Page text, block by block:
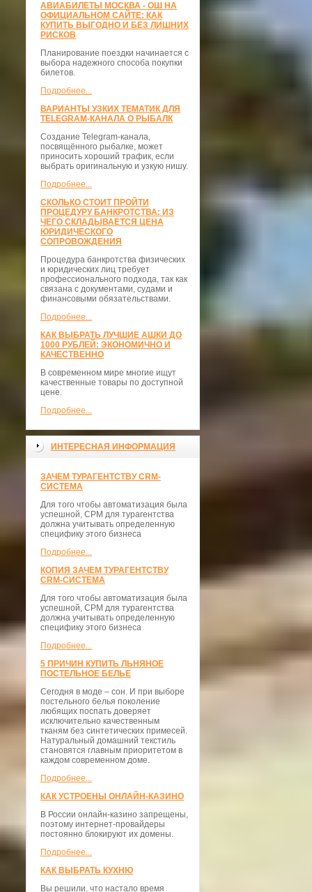
АВИАБИЛЕТЫ МОСКВА - ОШ НА
ОФИЦИАЛЬНОМ САЙТЕ: КАК
КУПИТЬ ВЫГОДНО И БЕЗ ЛИШНИХ
РИСКОВ
Планирование поездки начинается с
выбора надежного способа покупки
билетов.
Подробнее...
ВАРИАНТЫ УЗКИХ ТЕМАТИК ДЛЯ
TELEGRAM-КАНАЛА О РЫБАЛК
Создание Telegram-канала,
посвящённого рыбалке, может
приносить хороший трафик, если
выбрать оригинальную и узкую нишу.
Подробнее...
СКОЛЬКО СТОИТ ПРОЙТИ
ПРОЦЕДУРУ БАНКРОТСТВА: ИЗ
ЧЕГО СКЛАДЫВАЕТСЯ ЦЕНА
ЮРИДИЧЕСКОГО
СОПРОВОЖДЕНИЯ
Процедура банкротства физических
и юридических лиц требует
профессионального подхода, так как
связана с документами, судами и
финансовыми обязательствами.
Подробнее...
КАК ВЫБРАТЬ ЛУЧШИЕ АШКИ ДО
1000 РУБЛЕЙ: ЭКОНОМИЧНО И
КАЧЕСТВЕННО
В современном мире многие ищут
качественные товары по доступной
цене.
Подробнее...
ИНТЕРЕСНАЯ ИНФОРМАЦИЯ
ЗАЧЕМ ТУРАГЕНТСТВУ CRM-
СИСТЕМА
Для того чтобы автоматизация была
успешной, СРМ для турагентства
должна учитывать определенную
специфику этого бизнеса
Подробнее...
КОПИЯ ЗАЧЕМ ТУРАГЕНТСТВУ
CRM-СИСТЕМА
Для того чтобы автоматизация была
успешной, СРМ для турагентства
должна учитывать определенную
специфику этого бизнеса
Подробнее...
5 ПРИЧИН КУПИТЬ ЛЬНЯНОЕ
ПОСТЕЛЬНОЕ БЕЛЬЕ
Сегодня в моде – сон. И при выборе
постельного белья поколение
любящих поспать доверяет
исключительно качественным
тканям без синтетических примесей.
Натуральный домашний текстиль
становятся главным приоритетом в
каждом современном доме.
Подробнее...
КАК УСТРОЕНЫ ОНЛАЙН-КАЗИНО
В России онлайн-казино запрещены,
поэтому интернет-провайдеры
постоянно блокируют их домены.
Подробнее...
КАК ВЫБРАТЬ КУХНЮ
Вы решили, что настало время